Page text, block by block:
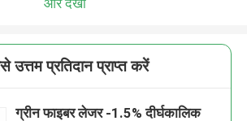
उत्तम प्रतिदान प्राप्त करें
ग्रीन फाइबर लेजर -1.5% दीर्घकालिक